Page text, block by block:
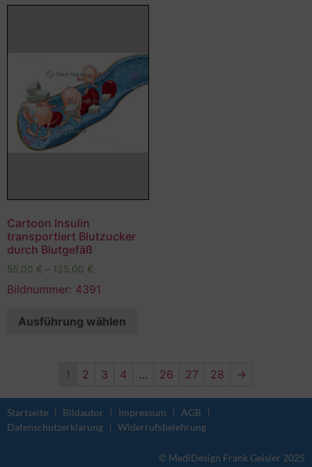
Cartoon Insulin
transportiert Blutzucker
durch Blutgefäß
55,00 € – 135,00 €
Bildnummer: 4391
Ausführung wählen
1 2 3 4 … 26 27 28 →
Startseite Bildautor Impressum
AGB
Datenschutzerklärung
Widerrufsbelehrung
© MediDesign Frank Geisler 2025